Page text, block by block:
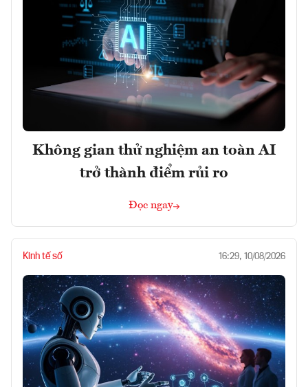
Không gian thử nghiệm an toàn AI
trở thành điểm rủi ro
Đọc ngay
Kinh tế số 16:29, 10/08/2026